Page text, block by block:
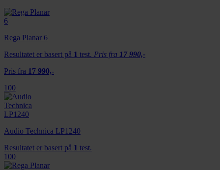
Rega Planar 6
Resultatet er basert på 1 test. Pris fra 17 990,-
Pris fra 17 990,-
100
Audio Technica LP1240
Resultatet er basert på 1 test.
100